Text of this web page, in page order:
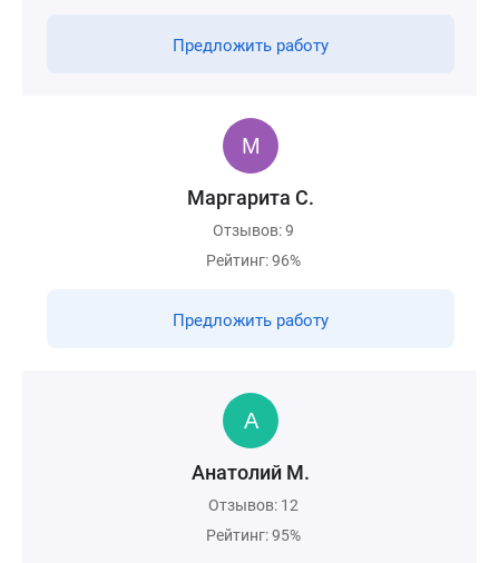
Предложить работу
Маргарита С.
Отзывов: 9
Рейтинг: 96%
Предложить работу
Анатолий М.
Отзывов: 12
Рейтинг: 95%